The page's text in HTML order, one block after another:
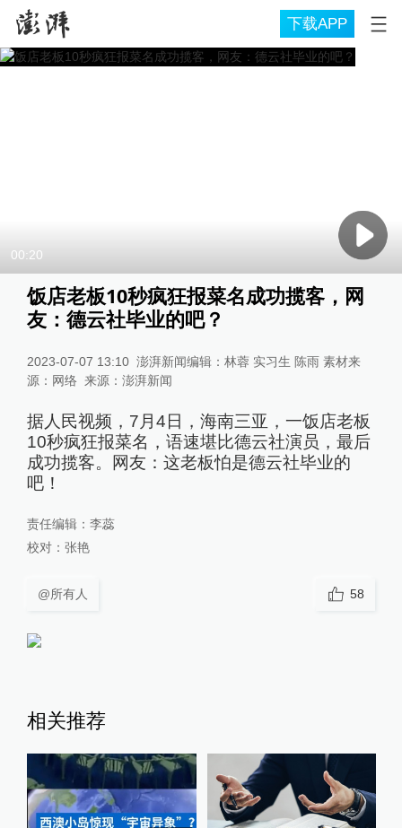
下载APP
00:20
饭店老板10秒疯狂报菜名成功揽客，网
友：德云社毕业的吧？
2023-07-07 13:10 澎湃新闻编辑：林蓉 实习生 陈雨 素材来
源：网络 来源： 澎湃新闻
据人民视频，7月4日，海南三亚，一饭店老板
10秒疯狂报菜名，语速堪比德云社演员，最后
成功揽客。网友：这老板怕是德云社毕业的
吧！
责任编辑： 李蕊
校对： 张艳
@所有人 58
相关推荐